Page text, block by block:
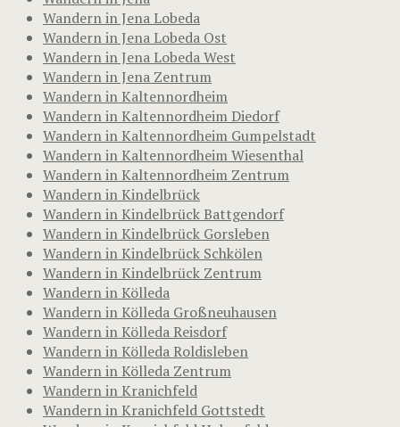
Wandern in Jena Lobeda
Wandern in Jena Lobeda Ost
Wandern in Jena Lobeda West
Wandern in Jena Zentrum
Wandern in Kaltennordheim
Wandern in Kaltennordheim Diedorf
Wandern in Kaltennordheim Gumpelstadt
Wandern in Kaltennordheim Wiesenthal
Wandern in Kaltennordheim Zentrum
Wandern in Kindelbrück
Wandern in Kindelbrück Battgendorf
Wandern in Kindelbrück Gorsleben
Wandern in Kindelbrück Schkölen
Wandern in Kindelbrück Zentrum
Wandern in Kölleda
Wandern in Kölleda Großneuhausen
Wandern in Kölleda Reisdorf
Wandern in Kölleda Roldisleben
Wandern in Kölleda Zentrum
Wandern in Kranichfeld
Wandern in Kranichfeld Gottstedt